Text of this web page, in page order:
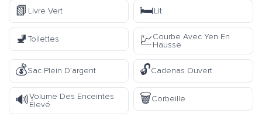
📗 Livre Vert 🛏️Lit
🚽 Toilettes 💹Courbe Avec Yen En
Hausse
💰Sac Plein D’argent 🔓Cadenas Ouvert
🔊Volume Des Enceintes
Élevé
🗑️Corbeille